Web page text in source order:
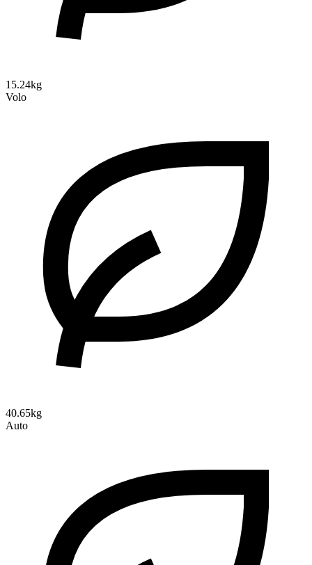
15.24kg
Volo
40.65kg
Auto